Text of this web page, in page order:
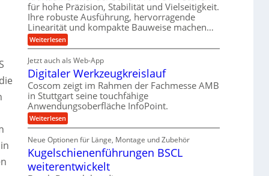
e
b
e
f
ü
r
a
u
e
U
m
g
b
t
r
a
g
s
e
i
n
g
a
n
g
n
K
I
w
i
c
h
t
i
e
r
a
l
s
a
s
c
h
n
g
e
n
g
e
r
i
e
b
e
f
ü
r
p
r
z
i
s
für hohe Präzision, Stabilität und Vielseitigkeit.
Ihre robuste Ausführung, hervorragende
Linearität und kompakte Bauweise machen…
Weiterlesen:
P
ä
z
i
s
i
o
n
f
ü
r
A
u
t
o
Jetzt auch als Web-App
Digitaler Werkzeugkreislauf
Coscom zeigt im Rahmen der Fachmesse AMB
in Stuttgart seine touchfähige
Anwendungsoberfläche InfoPoint.
Weiterlesen:
D
g
i
t
a
Neue Optionen für Länge, Montage und Zubehör
Kugelschienenführungen BSCL
weiterentwickelt